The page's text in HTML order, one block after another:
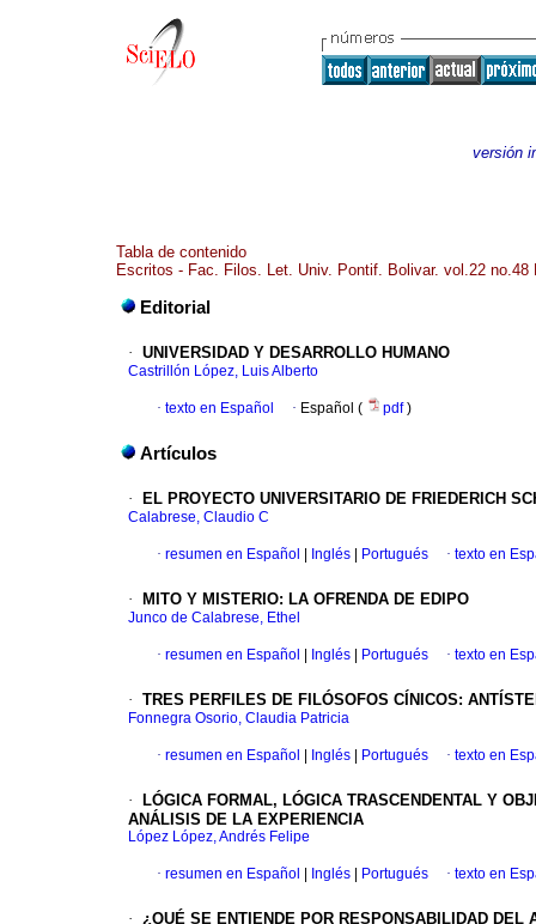
versión
Tabla de contenido
Escritos - Fac. Filos. Let. Univ. Pontif. Bolivar. vol.22 no.48
Editorial
· UNIVERSIDAD Y DESARROLLO HUMANO
Castrillón López, Luis Alberto
· texto en Español · Español ( pdf)
Artículos
· EL PROYECTO UNIVERSITARIO DE FRIEDERICH
Calabrese, Claudio C
· resumen en Español Inglés Portugués · texto en
· MITO Y MISTERIO: LA OFRENDA DE EDIPO
Junco de Calabrese, Ethel
· resumen en Español Inglés Portugués · texto en
· TRES PERFILES DE FILÓSOFOS CÍNICOS:
Fonnegra Osorio, Claudia Patricia
· resumen en Español Inglés Portugués · texto en
·
LÓGICA FORMAL, LÓGICA TRASCENDENTAL Y
ANÁLISIS DE LA EXPERIENCIA
López López, Andrés Felipe
· resumen en Español Inglés Portugués · texto en
· ¿QUÉ SE ENTIENDE POR RESPONSABILIDAD DEL